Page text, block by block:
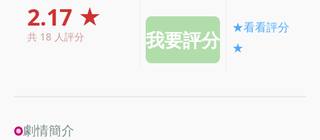
2.17 ★
共 18 人評分
★看看評分
★
劇情簡介